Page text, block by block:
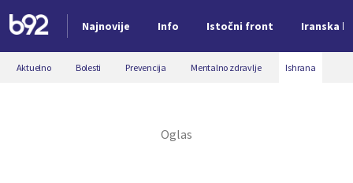
Najnovije Info Istočni front Iranska
Nova vest
Aktuelno Bolesti Prevencija Mentalno zdravlje Ishrana